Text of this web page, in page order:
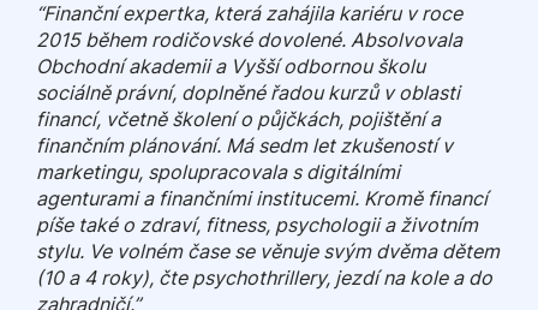
“Finanční expertka, která zahájila kariéru v roce
2015 během rodičovské dovolené. Absolvovala
Obchodní akademii a Vyšší odbornou školu
sociálně právní, doplněné řadou kurzů v oblasti
financí, včetně školení o půjčkách, pojištění a
finančním plánování. Má sedm let zkušeností v
marketingu, spolupracovala s digitálními
agenturami a finančními institucemi. Kromě financí
píše také o zdraví, fitness, psychologii a životním
stylu. Ve volném čase se věnuje svým dvěma dětem
(10 a 4 roky), čte psychothrillery, jezdí na kole a do
zahradničí.”